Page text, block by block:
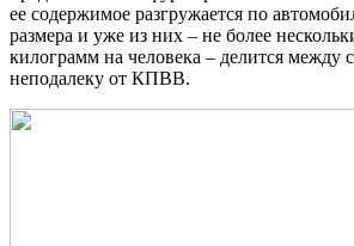
ее содержимое разгружается по
размера и уже из них – не более
килограмм на человека – делится между
неподалеку от КПВВ.